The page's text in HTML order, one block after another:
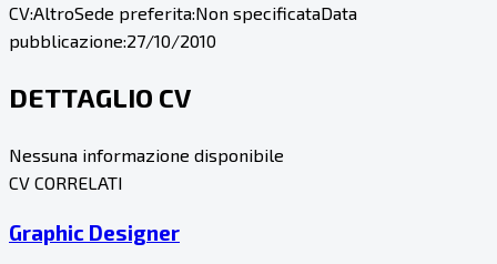
CV:AltroSede preferita:Non specificataData
pubblicazione:27/10/2010
DETTAGLIO CV
Nessuna informazione disponibile
CV CORRELATI
Graphic Designer